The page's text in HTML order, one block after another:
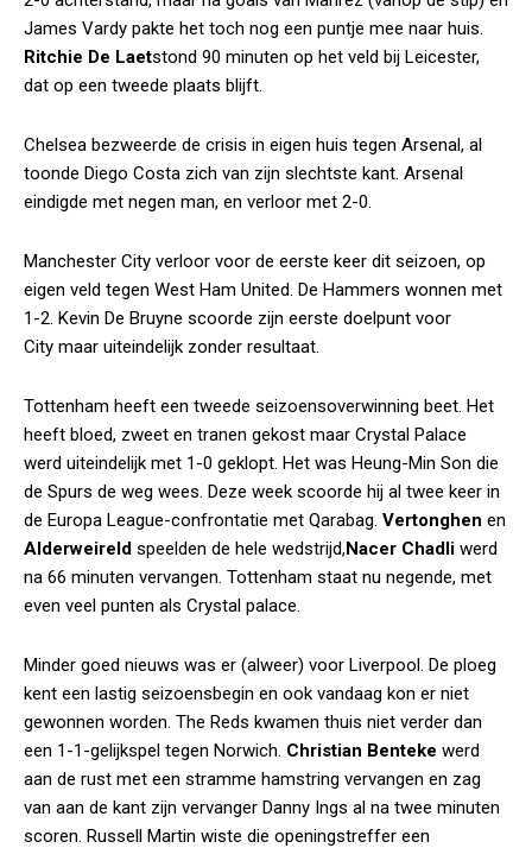
James Vardy pakte het toch nog een puntje mee naar huis.
Ritchie De Laetstond 90 minuten op het veld bij Leicester,
dat op een tweede plaats blijft.
Chelsea bezweerde de crisis in eigen huis tegen Arsenal, al
toonde Diego Costa zich van zijn slechtste kant. Arsenal
eindigde met negen man, en verloor met 2-0.
Manchester City verloor voor de eerste keer dit seizoen, op
eigen veld tegen West Ham United. De Hammers wonnen met
1-2. Kevin De Bruyne scoorde zijn eerste doelpunt voor
City maar uiteindelijk zonder resultaat.
Tottenham heeft een tweede seizoensoverwinning beet. Het
heeft bloed, zweet en tranen gekost maar Crystal Palace
werd uiteindelijk met 1-0 geklopt. Het was Heung-Min Son die
de Spurs de weg wees. Deze week scoorde hij al twee keer in
de Europa League-confrontatie met Qarabag. Vertonghen en
Alderweireld speelden de hele wedstrijd,Nacer Chadli werd
na 66 minuten vervangen. Tottenham staat nu negende, met
even veel punten als Crystal palace.
Minder goed nieuws was er (alweer) voor Liverpool. De ploeg
kent een lastig seizoensbegin en ook vandaag kon er niet
gewonnen worden. The Reds kwamen thuis niet verder dan
een 1-1-gelijkspel tegen Norwich. Christian Benteke werd
aan de rust met een stramme hamstring vervangen en zag
van aan de kant zijn vervanger Danny Ings al na twee minuten
scoren. Russell Martin wiste die openingstreffer een